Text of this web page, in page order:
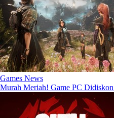
Games News
Murah Meriah! Game PC